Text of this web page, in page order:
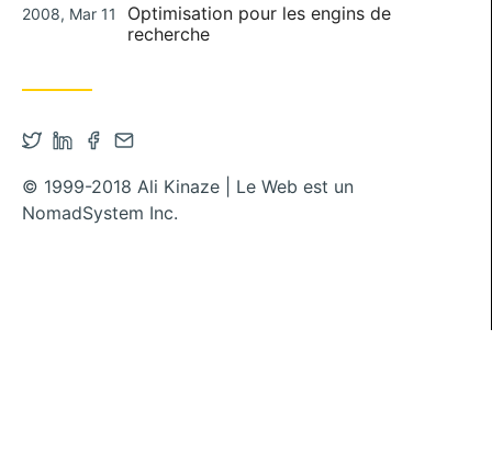
Publié le
2008, Mar 11
Optimisation pour les engins de
recherche
Ouvrir le compte Twitter dans un nouvel onglet
Ouvrir le compte Linkedin dans un nouvel
Ouvrir le compte Facebook dans un
Contacter par mail
© 1999-2018 Ali Kinaze | Le Web est un
NomadSystem Inc.